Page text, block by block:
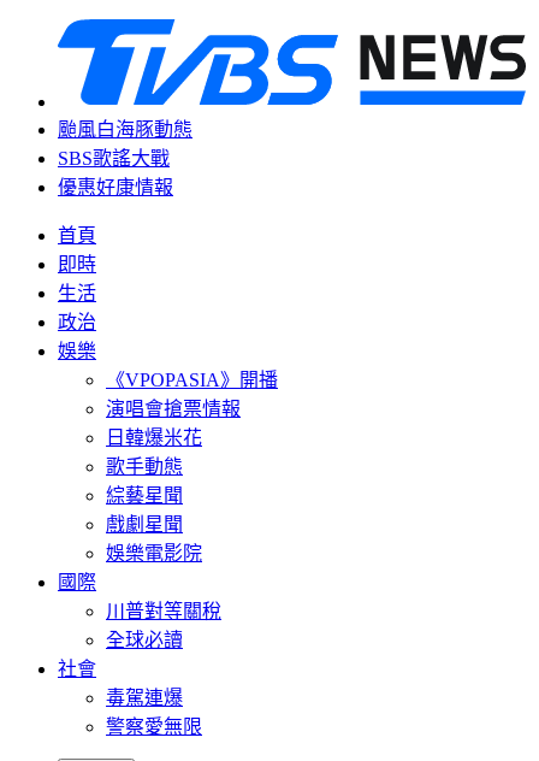
颱風白海豚動態
SBS歌謠大戰
優惠好康情報
首頁
即時
生活
政治
娛樂
《VPOPASIA》開播
演唱會搶票情報
日韓爆米花
歌手動態
綜藝星聞
戲劇星聞
娛樂電影院
國際
川普對等關稅
全球必讀
社會
毒駕連爆
警察愛無限